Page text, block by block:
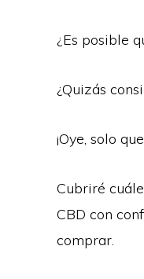
¿Es posible
¿Quizás
¡Oye, solo
Cubriré
CBD con
comprar.